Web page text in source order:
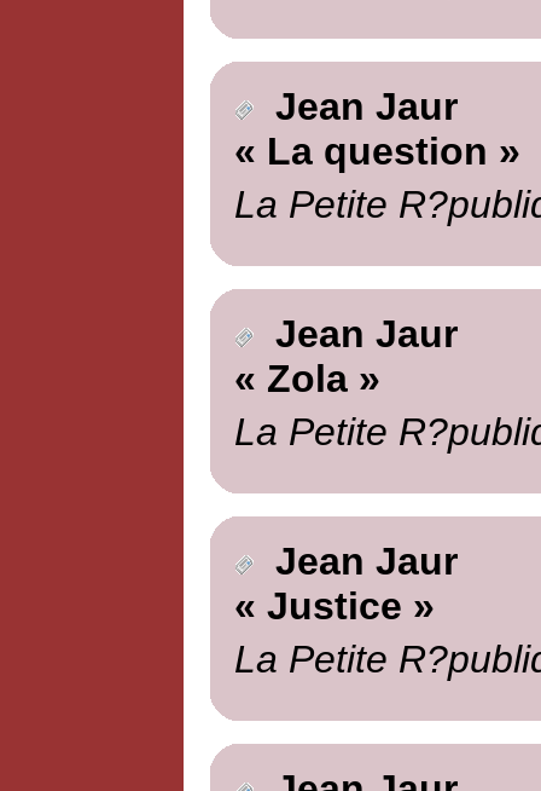
Jean Jaur
« La question »
La Petite
Jean Jaur
« Zola »
La Petite
Jean Jaur
« Justice »
La Petite